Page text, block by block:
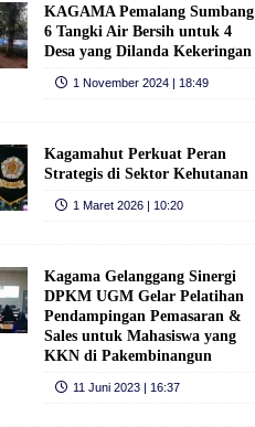
KAGAMA Pemalang Sumbang
6 Tangki Air Bersih untuk 4
Desa yang Dilanda Kekeringan
1 November 2024 | 18:49
Kagamahut Perkuat Peran
Strategis di Sektor Kehutanan
1 Maret 2026 | 10:20
Kagama Gelanggang Sinergi
DPKM UGM Gelar Pelatihan
Pendampingan Pemasaran &
Sales untuk Mahasiswa yang
KKN di Pakembinangun
11 Juni 2023 | 16:37